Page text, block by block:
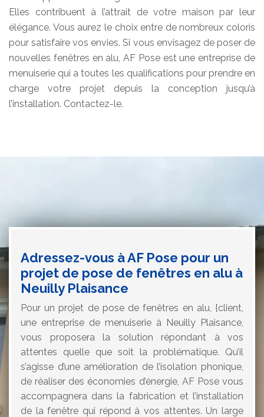
Elles contribuent à l’attrait de votre maison par leur
élégance. Vous aurez le choix entre de nombreux coloris
pour satisfaire vos envies. Si vous envisagez de poser de
nouvelles fenêtres en alu, AF Pose est une entreprise de
menuiserie qui a toutes les qualifications pour prendre en
charge votre projet depuis la conception jusqu’à
l’installation. Contactez-le.
Adressez-vous à AF Pose pour un
projet de pose de fenêtres en alu à
Neuilly Plaisance
Pour un projet de pose de fenêtres en alu, {client,
une entreprise de menuiserie à Neuilly Plaisance,
vous proposera la solution répondant à vos
attentes quelle que soit la problématique. Qu’il
s’agisse d’une amélioration de l’isolation phonique,
de réaliser des économies d’énergie, AF Pose vous
accompagnera dans la fabrication et l’installation
de la fenêtre qui répond à vos attentes. Un large